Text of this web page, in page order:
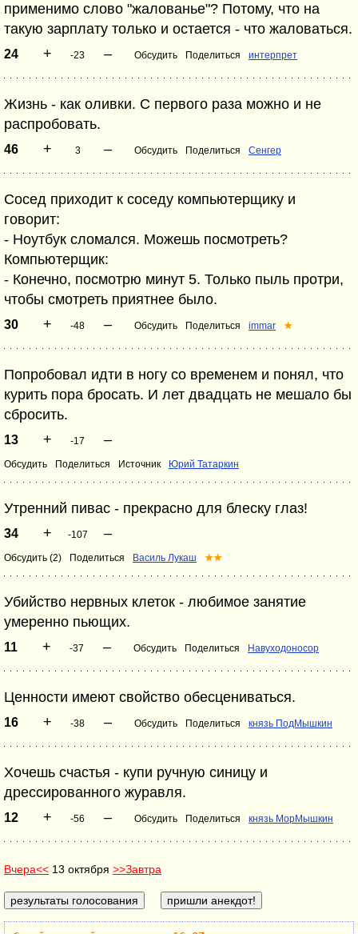
применимо слово "жалованье"? Потому, что на
такую зарплату только и остается - что жаловаться.
24 + -23 – Обсудить Поделиться интерпрет
Жизнь - как оливки. С первого раза можно и не
распробовать.
46 + 3 – Обсудить Поделиться Сенгер
Сосед приходит к соседу компьютерщику и
говорит:
- Ноутбук сломался. Можешь посмотреть?
Компьютерщик:
- Конечно, посмотрю минут 5. Только пыль протри,
чтобы смотреть приятнее было.
30 + -48 – Обсудить Поделиться immar ★
Попробовал идти в ногу со временем и понял, что
курить пора бросать. И лет двадцать не мешало бы
сбросить.
13 + -17 –
Обсудить Поделиться Источник Юрий Татаркин
Утренний пивас - прекрасно для блеску глаз!
34 + -107 –
Обсудить (2) Поделиться Василь Лукаш ★★
Убийство нервных клеток - любимое занятие
умеренно пьющих.
11 + -37 – Обсудить Поделиться Навуходоносор
Ценности имеют свойство обесцениваться.
16 + -38 – Обсудить Поделиться князь ПодМышкин
Хочешь счастья - купи ручную синицу и
дрессированного журавля.
12 + -56 – Обсудить Поделиться князь МорМышкин
Вчера<< 13 октября >>Завтра